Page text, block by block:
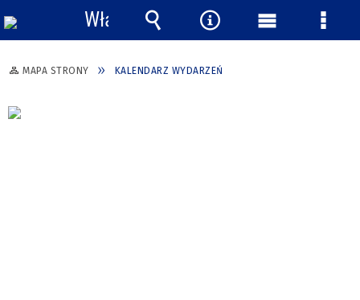
MAPA STRONY KALENDARZ WYDARZEŃ
Włącz
powiadomienia
Wyszukiwarka
Narzędzia
Menu Menu